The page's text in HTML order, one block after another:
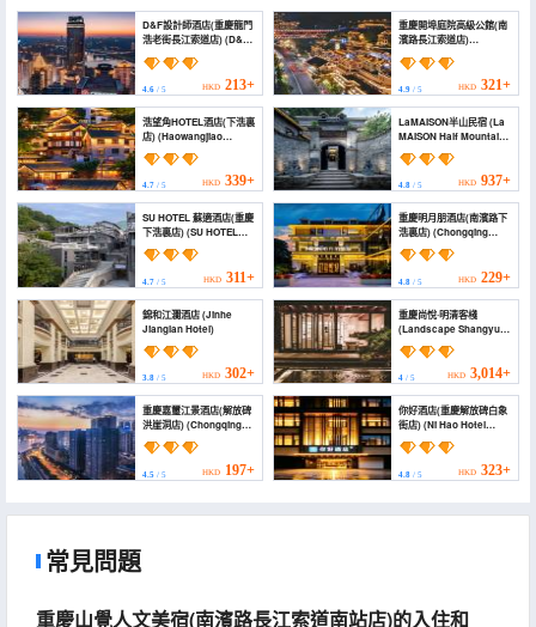
D&F設計師酒店(重慶龍門
浩老街長江索道店) (D&F
(Chongqing
Longmenhao Yangtze
River Cableway
Branch))
4.6 / 5 HKD 213+
重慶開埠庭院高級公館(南
濱路長江索道店)
Road Yangtze River
Cableway Opening Port
Courtyard High-end
Mansion)
4.9/ 5 HKD 321+
浩望角HOTEL酒店(下浩裏
店) (Haowangjiao
HOTEL (Xiahuali
Branch)‌)
4.7 / 5 HKD 339+
LaMAISON半山民宿 (La
MAISON Half Mountain
Homestay)
4.8/ 5 HKD 937+
SU HOTEL 蘇適酒店(重慶
下浩裏店) (SU HOTEL
CHONGQING XIAHAOLI)
4.7 / 5 HKD 311+
重慶明月朋酒店(南濱路下
浩裏店) (Chongqing
Mingyue Peng Hotel
(Nanshan Longmen
Haolaojie Branch))
4.8/ 5 HKD 229+
錦和江瀾酒店 (Jinhe
Jianglan Hotel)
3.8 / 5 HKD 302+
重慶尚悅·明清客棧
(Landscape Shangyue
Dynasty Inn)
4/ 5 HKD 3,014+
重慶嘉璽江景酒店(解放碑
洪崖洞店) (Chongqing
Jiaxi River View Hotel)
4.5 / 5 HKD 197+
你好酒店(重慶解放碑白象
街店) (Ni Hao Hotel
(Chongqing Jiefangbei
Baixiang Street))
4.8/ 5 HKD 323+
常見問題
重慶山覺人文美宿(南濱路長江索道南站店)的入住和